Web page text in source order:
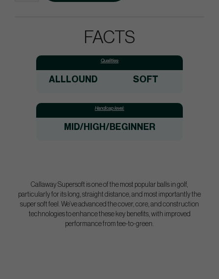
FACTS
Qualities:
ALLLOUND SOFT
Handicap level:
MID/HIGH/BEGINNER
Callaway Supersoft is one of the most popular balls in golf,
particularly for its long, straight distance, and most importantly the
super soft feel. We’ve advanced the cover, core, and construction
technologies to enhance these key benefits, with improved
performance from tee-to-green.